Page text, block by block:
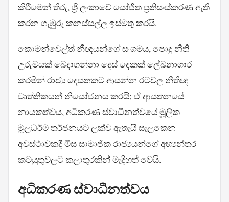
කිරීමෙන් තිරු, ශ්‍රී ලංකාවේ යෝජිත ප්‍රතිසංස්කරණ ඇති
කරන ගැඹුරු කනස්සල්ල ඉස්මතු කරයි.
කොමන්වෙල්ත් නීඥයන්ගේ සංගමය, පොදු නීති
උරුමයක් බෙදාගන්නා දෙස් දෙකක් ලේඛනාගාර
කරමින් රාජ්‍ය දෙසතකට ආසන්න රටවල නීතිඥ
වෘත්තිකයන් නියෝජනය කරයි; ඒ ආයතනයේ
නායකත්වය, අධිකරණ ස්වාධීනත්වයේ මූලික
මූලධර්ම තර්ජනයට ලක්ව ඇතැයි සැලකෙන
අවස්ථාවකදී මිස සාමාජික රාජ්‍යයන්ගේ අභ්‍යන්තර
කටයුතුවලට කලාතුරකින් මැදිහත් වෙයි.
අධිකරණ ස්වාධීනත්වය